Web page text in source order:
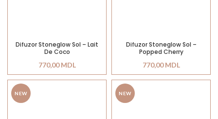
Difuzor Stoneglow Sol – Lait
De Coco
770,00MDL
Difuzor Stoneglow Sol –
Popped Cherry
770,00MDL
NEW NEW